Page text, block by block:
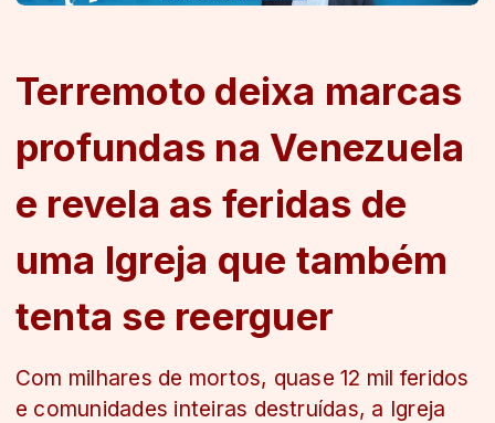
Terremoto deixa marcas
profundas na Venezuela
e revela as feridas de
uma Igreja que também
tenta se reerguer
Com milhares de mortos, quase 12 mil feridos
e comunidades inteiras destruídas, a Igreja